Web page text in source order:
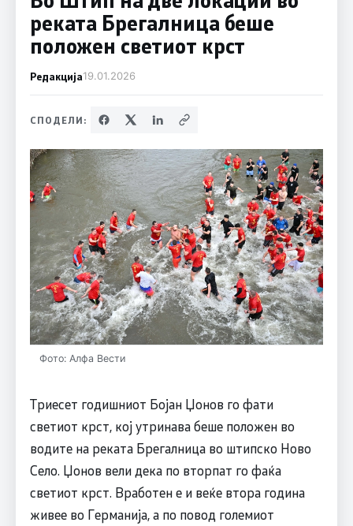
реката Брегалница беше
положен светиот крст
Редакција19.01.2026
СПОДЕЛИ:
Фото: Алфа Вести
Триесет годишниот Бојан Џонов го фати
светиот крст, кој утринава беше положен во
водите на реката Брегалница во штипско Ново
Село. Џонов вели дека по вторпат го фаќа
светиот крст. Вработен е и веќе втора година
живее во Германија, а по повод големиот